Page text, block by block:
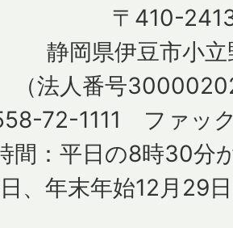
〒410-
静岡県伊豆市小
（法人番号
72-1111 ファッ
間：平日の8時30分
日、年末年始12月29